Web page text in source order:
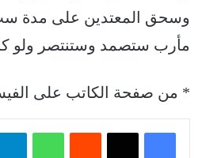
وسحق المعتدين على مدة
مأرب ستصمد وستنتصر ولو
* من صفحة الكاتب على
واتساب